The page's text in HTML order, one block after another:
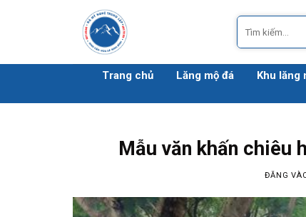
dung
Tìm
kiếm:
Trang chủ Lăng mộ đá Khu lăng
Mẫu văn khấn chiêu
ĐĂNG